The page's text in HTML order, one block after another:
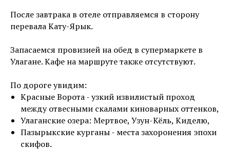
После завтрака в отеле отправляемся в сторону
перевала Кату-Ярык.
Запасаемся провизией на обед в супермаркете в
Улагане. Кафе на маршруте также отсутствуют.
По дороге увидим:
Красные Ворота - узкий извилистый проход
между отвесными скалами киноварных оттенков,
Улаганские озера: Мертвое, Узун-Кёль, Киделю,
Пазырыкские курганы - места захоронения эпохи
скифов.